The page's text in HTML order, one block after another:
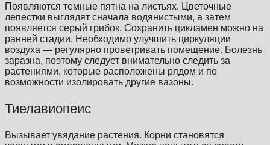
Появляются темные пятна на листьях. Цветочные
лепестки выглядят сначала водянистыми, а затем
появляется серый грибок. Сохранить цикламен можно на
ранней стадии. Необходимо улучшить циркуляции
воздуха — регулярно проветривать помещение. Болезнь
заразна, поэтому следует внимательно следить за
растениями, которые расположены рядом и по
возможности изолировать другие вазоны.
Тиелавиопеис
Вызывает увядание растения. Корни становятся